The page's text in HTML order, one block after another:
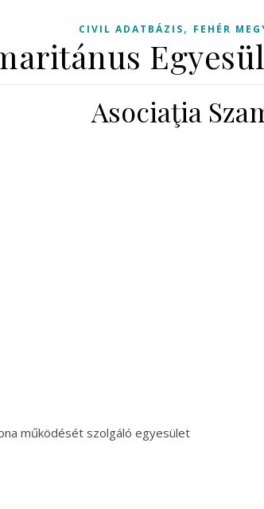
CIVIL ADATBÁZIS, FEHÉR
Asociaţia
működését szolgáló egyesület